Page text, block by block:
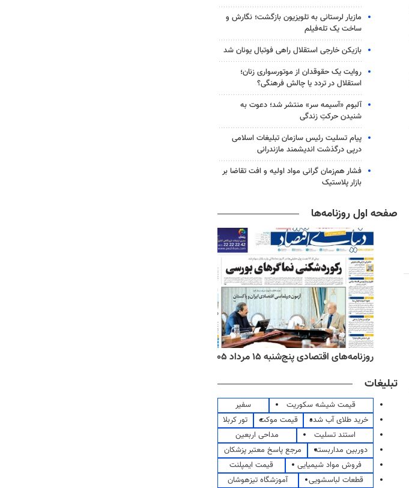
مازیار لرستانی به تلویزیون بازگشت؛ نگارش و
ساخت یک تله‌فیلم
بازیکن خارجی استقلال راهی فوتبال یونان شد
روایت یک حقوقدان از موتورسواری زنان؛
استقلال در تردد یا چالش فرهنگی؟
آلبوم «آسیمه سر» منتشر شد؛ دعوت به
شنیدن حرکتِ زندگی
پیام تسلیت رئیس سازمان تبلیغات اسلامی
درپی درگذشت اندیشمند مازندرانی
فشار هم‌زمان گرانی مواد اولیه و افت تقاضا بر
بازار پلاستیک
صفحه اول روزنامه‌ها
روزنامه‌های صبح پنج‌شنبه ۱۵ مرداد ۱۴۰۵
تبلیغات
قیمت شیشه سکوریت
سفیر
خرید طلای آب شده
قیمت موکت
تور کربلا
استند تسلیت
مداحی اربعین
دوربین مداربسته
مرجع پاسخ معتبر پزشکان
فروش مواد شیمیایی
قیمت ایمپلنت
قطعات لباسشویی
آموزشگاه تیزهوشان